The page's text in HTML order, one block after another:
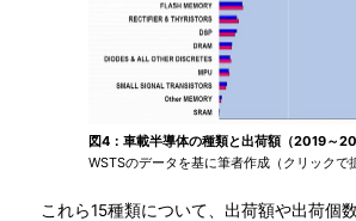
図4：車載半導体の種類と出荷額（2019～
WSTSのデータを基に筆者作成（クリックで
これら15種類について、出荷額や出荷個